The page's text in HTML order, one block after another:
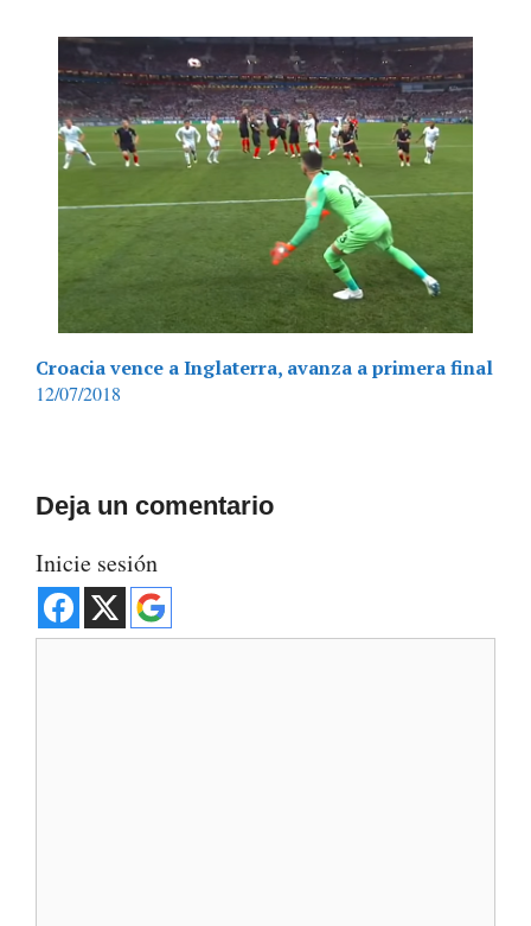
Croacia vence a Inglaterra, avanza a primera final
12/07/2018
Deja un comentario
Inicie sesión